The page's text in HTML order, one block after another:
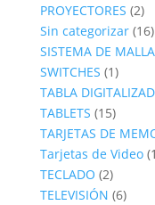
PROYECTORES 22
Sin categorizar 1616
SISTEMA DE MALLA
SWITCHES 11
TABLA
TABLETS 1515
TARJETAS DE
Tarjetas de Video
TECLADO 22
TELEVISIÓN 66